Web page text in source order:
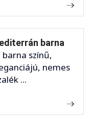
barna
színű,
nemes
...